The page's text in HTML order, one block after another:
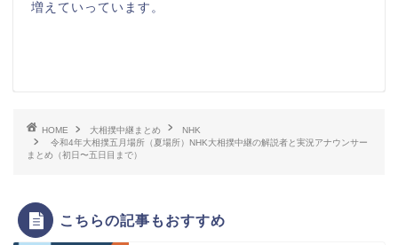
増えていっています。
HOME 大相撲中継まとめ
NHK
令和4年大相撲五月場所（夏場所）NHK大相撲中継の解説者と実況アナウンサー
まとめ（初日〜五日目まで）
こちらの記事もおすすめ